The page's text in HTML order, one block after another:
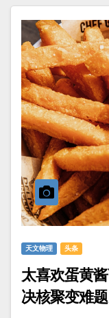
天文物理 头条
太喜欢蛋黄
决核聚变难